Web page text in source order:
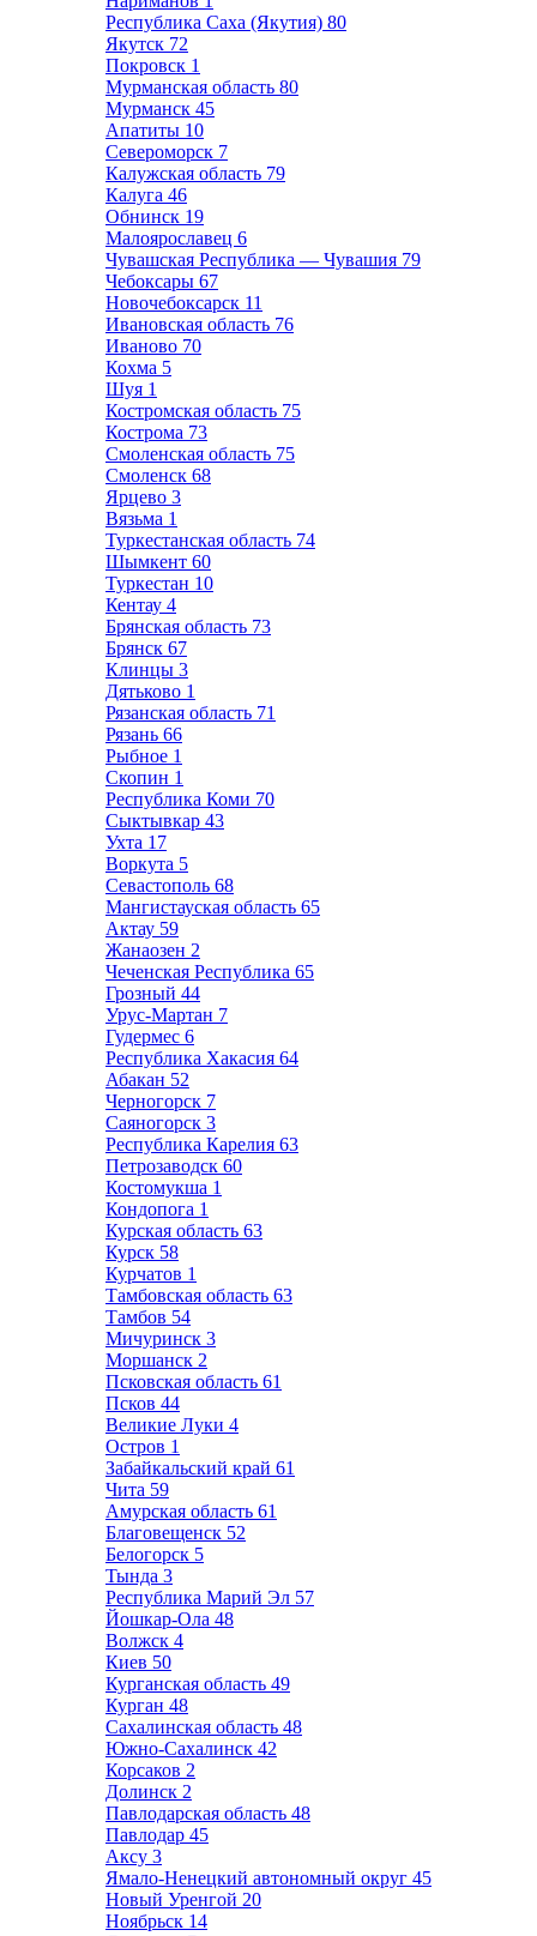
Республика Саха (Якутия) 80
Якутск 72
Покровск 1
Мурманская область 80
Мурманск 45
Апатиты 10
Североморск 7
Калужская область 79
Калуга 46
Обнинск 19
Малоярославец 6
Чувашская Республика — Чувашия 79
Чебоксары 67
Новочебоксарск 11
Ивановская область 76
Иваново 70
Кохма 5
Шуя 1
Костромская область 75
Кострома 73
Смоленская область 75
Смоленск 68
Ярцево 3
Вязьма 1
Туркестанская область 74
Шымкент 60
Туркестан 10
Кентау 4
Брянская область 73
Брянск 67
Клинцы 3
Дятьково 1
Рязанская область 71
Рязань 66
Рыбное 1
Скопин 1
Республика Коми 70
Сыктывкар 43
Ухта 17
Воркута 5
Севастополь 68
Мангистауская область 65
Актау 59
Жанаозен 2
Чеченская Республика 65
Грозный 44
Урус-Мартан 7
Гудермес 6
Республика Хакасия 64
Абакан 52
Черногорск 7
Саяногорск 3
Республика Карелия 63
Петрозаводск 60
Костомукша 1
Кондопога 1
Курская область 63
Курск 58
Курчатов 1
Тамбовская область 63
Тамбов 54
Мичуринск 3
Моршанск 2
Псковская область 61
Псков 44
Великие Луки 4
Остров 1
Забайкальский край 61
Чита 59
Амурская область 61
Благовещенск 52
Белогорск 5
Тында 3
Республика Марий Эл 57
Йошкар-Ола 48
Волжск 4
Киев 50
Курганская область 49
Курган 48
Сахалинская область 48
Южно-Сахалинск 42
Корсаков 2
Долинск 2
Павлодарская область 48
Павлодар 45
Аксу 3
Ямало-Ненецкий автономный округ 45
Новый Уренгой 20
Ноябрьск 14